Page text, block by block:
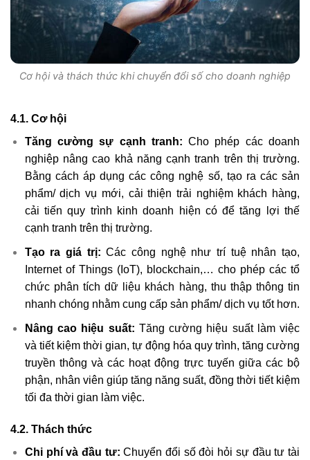
Cơ hội và thách thức khi chuyển đổi số cho doanh nghiệp
4.1. Cơ hội
Tăng cường sự cạnh tranh: Cho phép các doanh
nghiệp nâng cao khả năng cạnh tranh trên thị trường.
Bằng cách áp dụng các công nghệ số, tạo ra các sản
phẩm/ dịch vụ mới, cải thiện trải nghiệm khách hàng,
cải tiến quy trình kinh doanh hiện có để tăng lợi thế
cạnh tranh trên thị trường.
Tạo ra giá trị: Các công nghệ như trí tuệ nhân tạo,
Internet of Things (IoT), blockchain,… cho phép các tổ
chức phân tích dữ liệu khách hàng, thu thập thông tin
nhanh chóng nhằm cung cấp sản phẩm/ dịch vụ tốt hơn.
Nâng cao hiệu suất: Tăng cường hiệu suất làm việc
và tiết kiệm thời gian, tự động hóa quy trình, tăng cường
truyền thông và các hoạt động trực tuyến giữa các bộ
phận, nhân viên giúp tăng năng suất, đồng thời tiết kiệm
tối đa thời gian làm việc.
4.2. Thách thức
Chi phí và đầu tư: Chuyển đổi số đòi hỏi sự đầu tư tài